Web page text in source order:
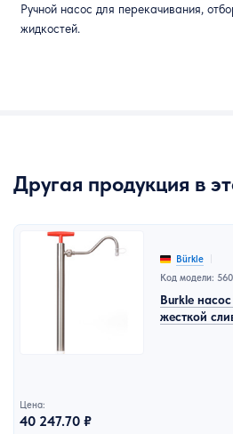
Ручной насос для перекачивания,
жидкостей.
Другая продукция в
Bürkle
Код модели:
Burkle
жесткой
Цена:
40 247.70 ₽